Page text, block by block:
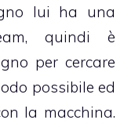
lui ha una
quindi è
per cercare
possibile ed
la macchina.